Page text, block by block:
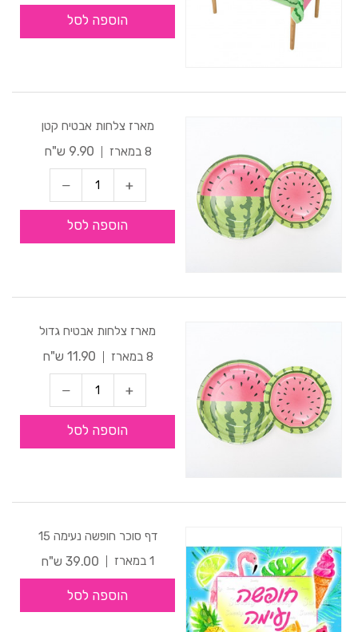
הוספה לסל
מארז צלחות אבטיח קטן
8 במארז
9.90 ש"ח
הוספה לסל
מארז צלחות אבטיח גדול
8 במארז
11.90 ש"ח
הוספה לסל
דף סוכר חופשה נעימה 15
1 במארז
39.00 ש"ח
הוספה לסל